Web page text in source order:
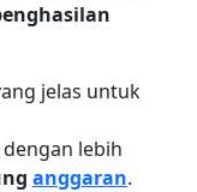
jelas untuk
lebih
anggaran.